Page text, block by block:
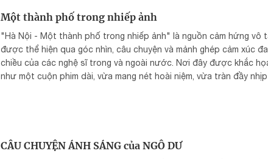
Một thành phố trong nhiếp ảnh
"Hà Nội - Một thành phố trong nhiếp ảnh" là nguồn cảm hứng vô
được thể hiện qua góc nhìn, câu chuyện và mảnh ghép cảm xúc đa
chiều của các nghệ sĩ trong và ngoài nước. Nơi đây được khắc
như một cuộn phim dài, vừa mang nét hoài niệm, vừa tràn đầy nhịp
CÂU CHUYỆN ÁNH SÁNG của NGÔ DƯ